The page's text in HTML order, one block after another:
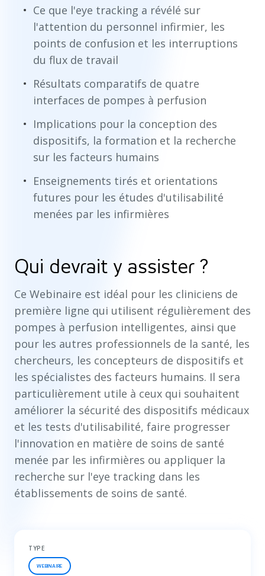
Ce que l'eye tracking a révélé sur
l'attention du personnel infirmier, les
points de confusion et les interruptions
du flux de travail
Résultats comparatifs de quatre
interfaces de pompes à perfusion
Implications pour la conception des
dispositifs, la formation et la recherche
sur les facteurs humains
Enseignements tirés et orientations
futures pour les études d'utilisabilité
menées par les infirmières
Qui devrait y assister ?
Ce Webinaire est idéal pour les cliniciens de
première ligne qui utilisent régulièrement des
pompes à perfusion intelligentes, ainsi que
pour les autres professionnels de la santé, les
chercheurs, les concepteurs de dispositifs et
les spécialistes des facteurs humains. Il sera
particulièrement utile à ceux qui souhaitent
améliorer la sécurité des dispositifs médicaux
et les tests d'utilisabilité, faire progresser
l'innovation en matière de soins de santé
menée par les infirmières ou appliquer la
recherche sur l'eye tracking dans les
établissements de soins de santé.
TYPE
WEBINAIRE